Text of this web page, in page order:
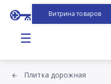
Витрина товаров
☰
Плитка дорожная